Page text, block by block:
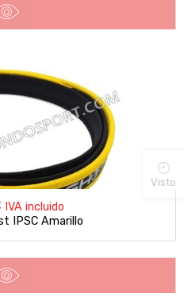
IVA incluido
IPSC Amarillo
Visto